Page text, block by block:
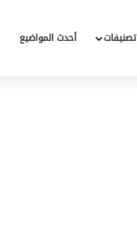
تصنيفات أحدث المواضيع